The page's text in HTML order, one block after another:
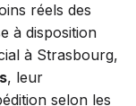
réels des
à disposition
à Strasbourg,
, leur
selon les